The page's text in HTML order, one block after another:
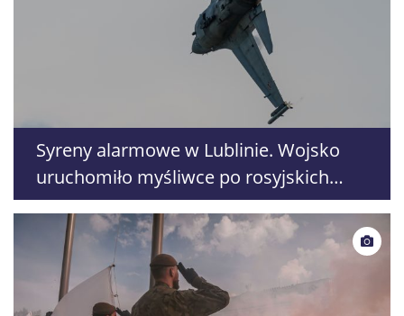
Syreny alarmowe w Lublinie. Wojsko
uruchomiło myśliwce po rosyjskich
atakach na Ukrainę